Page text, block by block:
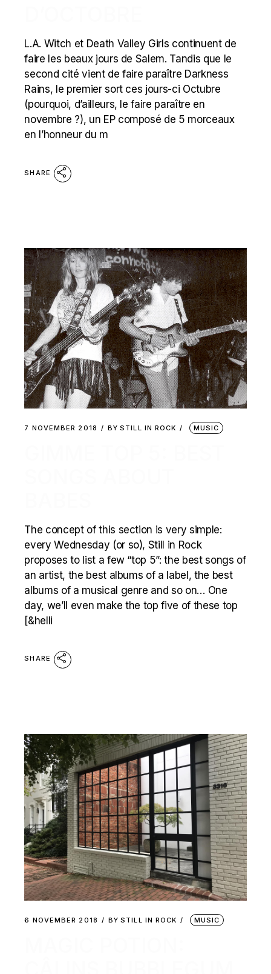
L.A. Witch et Death Valley Girls continuent de
faire les beaux jours de Salem. Tandis que le
second cité vient de faire paraître Darkness
Rains, le premier sort ces jours-ci Octubre
(pourquoi, d’ailleurs, le faire paraître en
novembre ?), un EP composé de 5 morceaux
en l’honneur du m
SHARE
7 NOVEMBER 2018 BY STILL IN ROCK MUSIC
The concept of this section is very simple:
every Wednesday (or so), Still in Rock
proposes to list a few “top 5”: the best songs of
an artist, the best albums of a label, the best
albums of a musical genre and so on… One
day, we’ll even make the top five of these top
[&helli
SHARE
6 NOVEMBER 2018 BY STILL IN ROCK MUSIC